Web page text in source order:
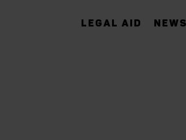
LEGAL AID NEWS